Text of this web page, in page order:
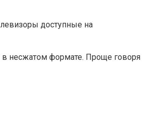
доступные на
в несжатом формате. Проще говоря